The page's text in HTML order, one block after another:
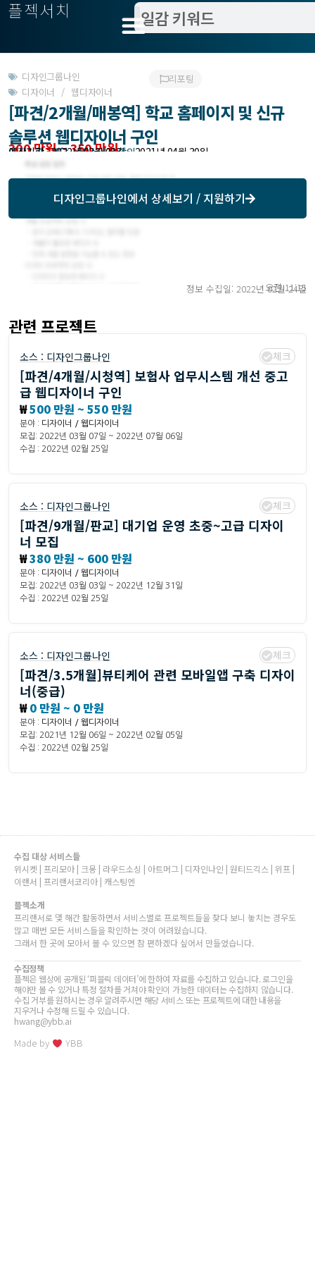
플젝서치
디자인그룹나인
디자이너 / 웹디자이너
리포팅
[파견/2개월/매봉역] 학교 홈페이지 및 신규
솔루션 웹디자이너 구인
300 만원 ~ 350 만원
모집기한 : 해당 서비스에서 확인
예상기간 : 2022년 03월 02일 ~ 2021년 04월 30일
디자인그룹나인에서 상세보기 / 지원하기
정보 수집일: 2022년 02월 24일
오전 11:15
관련 프로젝트
소스 : 디자인그룹나인 체크
[파견/4개월/시청역] 보험사 업무시스템 개선 중고
급 웹디자이너 구인
₩500 만원 ~ 550 만원
분야 : 디자이너 / 웹디자이너
모집: 2022년 03월 07일 ~ 2022년 07월 06일
수집 : 2022년 02월 25일
소스 : 디자인그룹나인 체크
[파견/9개월/판교] 대기업 운영 초중~고급 디자이
너 모집
₩380 만원 ~ 600 만원
분야 : 디자이너 / 웹디자이너
모집: 2022년 03월 03일 ~ 2022년 12월 31일
수집 : 2022년 02월 25일
소스 : 디자인그룹나인 체크
[파견/3.5개월]뷰티케어 관련 모바일앱 구축 디자이
너(중급)
₩0 만원 ~ 0 만원
분야 : 디자이너 / 웹디자이너
모집: 2021년 12월 06일 ~ 2022년 02월 05일
수집 : 2022년 02월 25일
수집 대상 서비스들
위시켓 | 프리모아 | 크몽 | 라우드소싱 | 아트머그 | 디자인나인 | 원티드긱스 | 위프 |
이랜서 | 프리랜서코리아 | 캐스팅엔
플젝소개
프리랜서로 몇 해간 활동하면서 서비스별로 프로젝트들을 찾다 보니 놓치는 경우도
많고 매번 모든 서비스들을 확인하는 것이 어려웠습니다.
그래서 한 곳에 모아서 볼 수 있으면 참 편하겠다 싶어서 만들었습니다.
수집정책
플젝은 웹상에 공개된 ‘퍼블릭 데이터’에 한하여 자료를 수집하고 있습니다. 로그인을
해야만 볼 수 있거나 특정 절차를 거쳐야 확인이 가능한 데이터는 수집하지 않습니다.
수집 거부를 원하시는 경우 알려주시면 해당 서비스 또는 프로젝트에 대한 내용을
지우거나 수정해 드릴 수 있습니다.
hwang@ybb.ai
Made by YBB